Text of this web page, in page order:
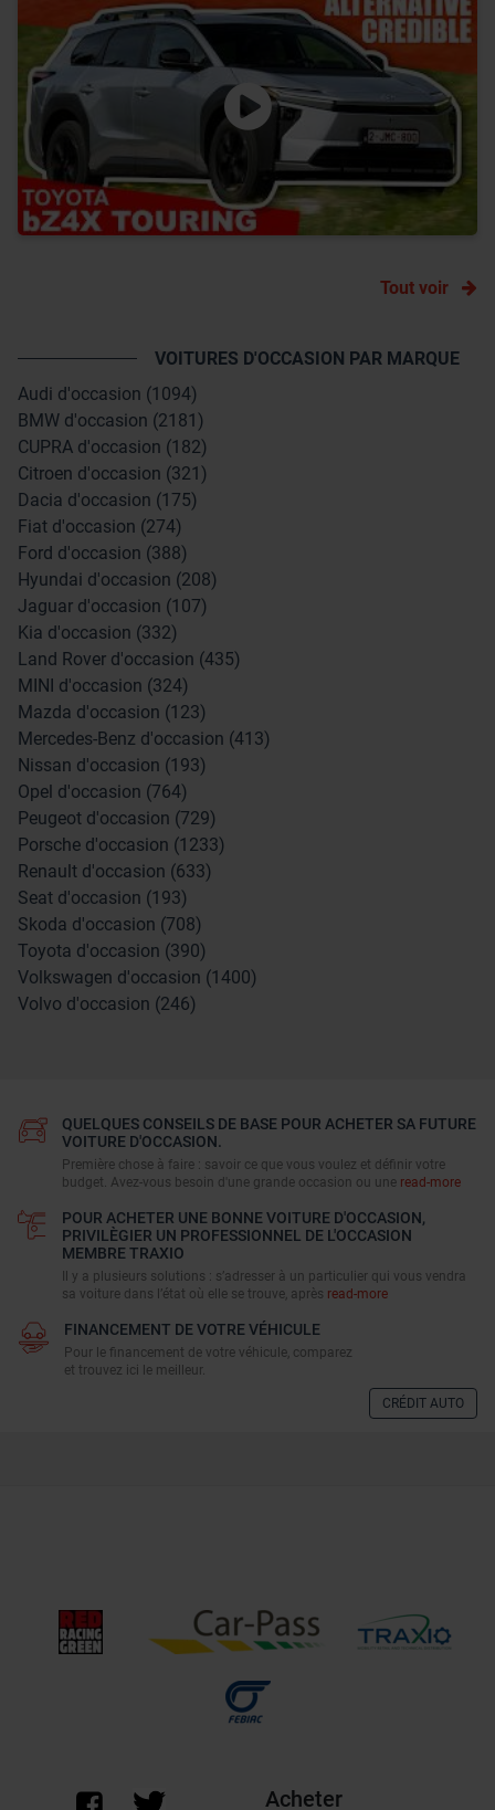
Tout voir
VOITURES D'OCCASION PAR MARQUE
Audi d'occasion (1094)
BMW d'occasion (2181)
CUPRA d'occasion (182)
Citroen d'occasion (321)
Dacia d'occasion (175)
Fiat d'occasion (274)
Ford d'occasion (388)
Hyundai d'occasion (208)
Jaguar d'occasion (107)
Kia d'occasion (332)
Land Rover d'occasion (435)
MINI d'occasion (324)
Mazda d'occasion (123)
Mercedes-Benz d'occasion (413)
Nissan d'occasion (193)
Opel d'occasion (764)
Peugeot d'occasion (729)
Porsche d'occasion (1233)
Renault d'occasion (633)
Seat d'occasion (193)
Skoda d'occasion (708)
Toyota d'occasion (390)
Volkswagen d'occasion (1400)
Volvo d'occasion (246)
QUELQUES CONSEILS DE BASE POUR ACHETER SA FUTURE
VOITURE D'OCCASION.
Première chose à faire : savoir ce que vous voulez et définir votre
budget. Avez-vous besoin d'une grande occasion ou une read-more
POUR ACHETER UNE BONNE VOITURE D'OCCASION,
PRIVILÈGIER UN PROFESSIONNEL DE L'OCCASION
MEMBRE TRAXIO
Il y a plusieurs solutions : s’adresser à un particulier qui vous vendra
sa voiture dans l’état où elle se trouve, après read-more
FINANCEMENT DE VOTRE VÉHICULE
Pour le financement de votre véhicule, comparez
et trouvez ici le meilleur.
CRÉDIT AUTO
Acheter